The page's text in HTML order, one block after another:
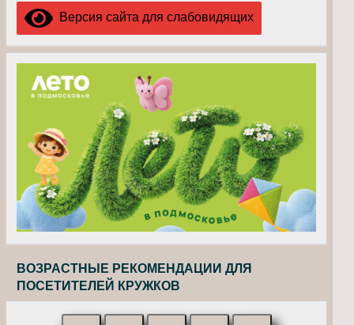
Версия сайта для слабовидящих
ВОЗРАСТНЫЕ РЕКОМЕНДАЦИИ ДЛЯ
ПОСЕТИТЕЛЕЙ КРУЖКОВ